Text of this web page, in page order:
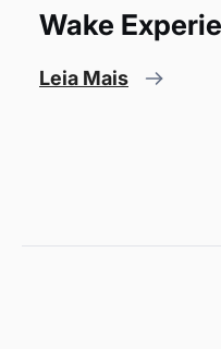
Wake
Leia Mais